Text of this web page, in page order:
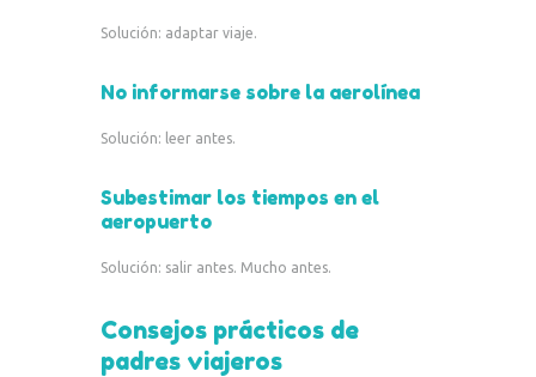
Solución: adaptar viaje.
No informarse sobre la aerolínea
Solución: leer antes.
Subestimar los tiempos en el
aeropuerto
Solución: salir antes. Mucho antes.
Consejos prácticos de
padres viajeros